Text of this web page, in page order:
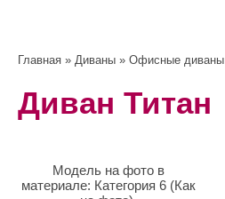
Главная » Диваны » Офисные диваны
Диван Титан
Модель на фото в
материале: Категория 6 (Как